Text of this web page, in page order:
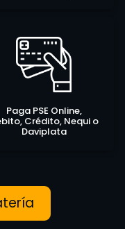
Paga PSE Online,
Crédito, Nequi o
Daviplata